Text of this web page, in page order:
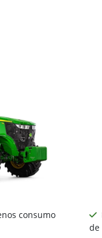
consumo
de